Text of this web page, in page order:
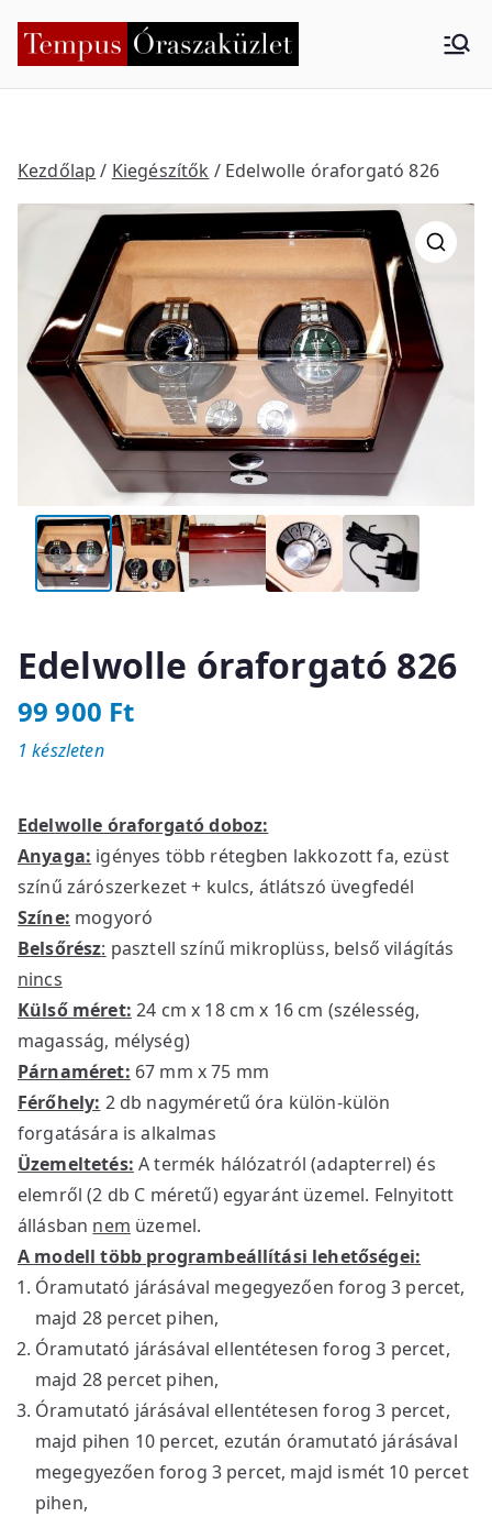
Tempus
küzlet
Kezdőlap / Kiegészítők / Edelwolle óraforgató 826
Edelwolle óraforgató 826
99 900 Ft
Edelwolle óraforgató doboz:
Anyaga: igényes több rétegben lakkozott fa, ezüst
színű zárószerkezet + kulcs, átlátszó üvegfedél
Színe: mogyoró
Belsőrész: pasztell színű mikroplüss, belső világítás
nincs
Külső méret: 24 cm x 18 cm x 16 cm (szélesség,
magasság, mélység)
Párnaméret: 67 mm x 75 mm
Férőhely: 2 db nagyméretű óra külön-külön
forgatására is alkalmas
Üzemeltetés: A termék hálózatról (adapterrel) és
elemről (2 db C méretű) egyaránt üzemel. Felnyitott
állásban nem üzemel.
A modell több programbeállítási lehetőségei:
Óramutató járásával megegyezően forog 3 percet,
majd 28 percet pihen,
Óramutató járásával ellentétesen forog 3 percet,
majd 28 percet pihen,
Óramutató járásával ellentétesen forog 3 percet,
majd pihen 10 percet, ezután óramutató járásával
megegyezően forog 3 percet, majd ismét 10 percet
pihen,
1 készleten